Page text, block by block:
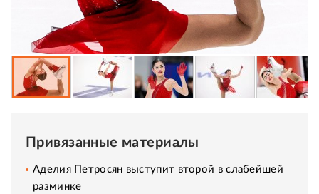
Привязанные материалы
Аделия Петросян выступит второй в слабейшей
разминке